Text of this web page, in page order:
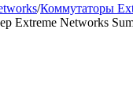
/Коммутаторы
Extreme Networks